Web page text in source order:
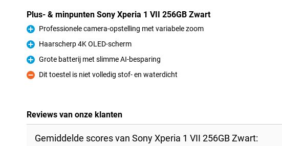
Plus- & minpunten Sony Xperia 1 VII 256GB Zwart
Pluspunt
Professionele camera-opstelling met variabele zoom
Pluspunt
Haarscherp 4K OLED-scherm
Pluspunt
Grote batterij met slimme AI-besparing
Minpunt
Dit toestel is niet volledig stof- en waterdicht
Reviews van onze klanten
Gemiddelde scores van Sony Xperia 1 VII 256GB Zwart: